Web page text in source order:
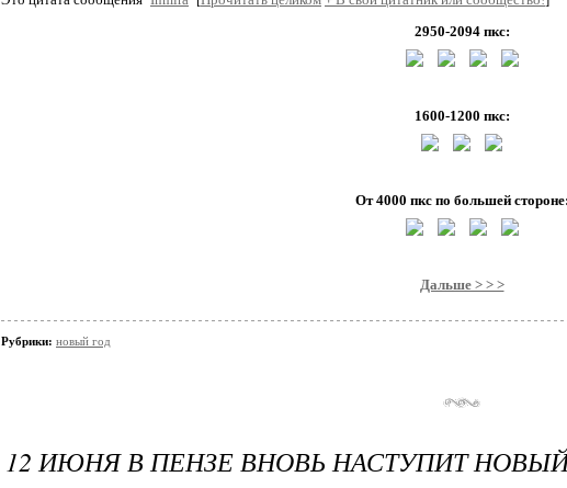
2950-2094 пкс:
1600-1200 пкс:
От 4000 пкс по большей стороне:
Дальше > > >
Рубрики: новый год
12 ИЮНЯ В ПЕНЗЕ ВНОВЬ НАСТУПИТ